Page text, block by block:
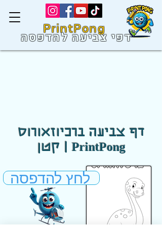
PrintPong
דפי צביעה להדפסה
דף צביעה ברכיוזאורוס
קטן | PrintPong
לחץ להדפסה